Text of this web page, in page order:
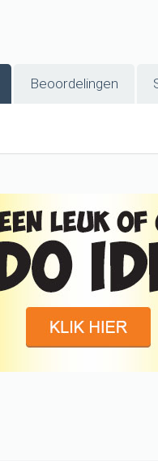
Beoordelingen